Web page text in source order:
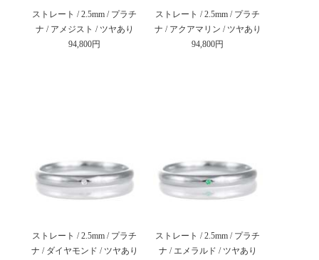
ストレート / 2.5mm / プラチ
ナ / アメジスト / ツヤあり
94,800円
ストレート / 2.5mm / プラチ
ナ / アクアマリン / ツヤあり
94,800円
ストレート / 2.5mm / プラチ
ナ / ダイヤモンド / ツヤあり
ストレート / 2.5mm / プラチ
ナ / エメラルド / ツヤあり